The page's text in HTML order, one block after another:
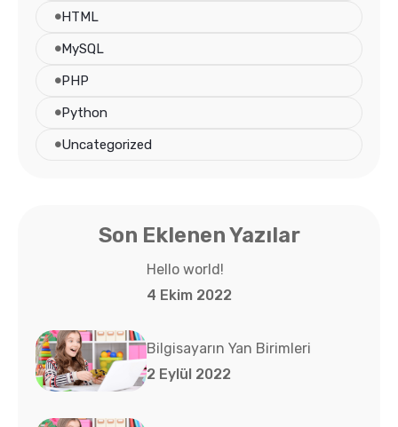
HTML
MySQL
PHP
Python
Uncategorized
Son Eklenen Yazılar
Hello world!
4 Ekim 2022
Bilgisayarın Yan Birimleri
2 Eylül 2022